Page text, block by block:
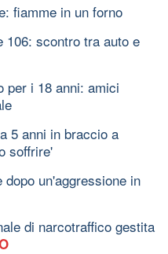
fiamme in un forno
106: scontro tra auto e
per i 18 anni: amici
5 anni in braccio a
soffrire'
un'aggressione in
di narcotraffico gestita